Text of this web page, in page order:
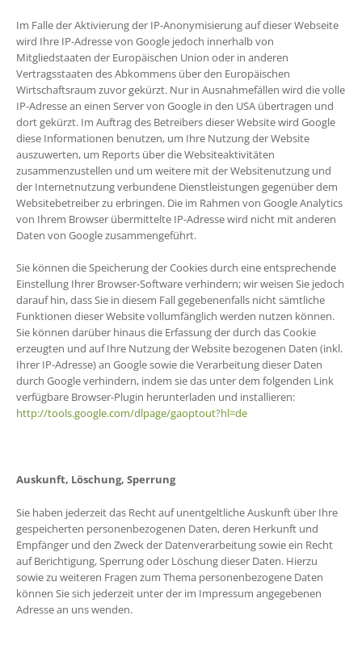
Im Falle der Aktivierung der IP-Anonymisierung auf dieser Webseite
wird Ihre IP-Adresse von Google jedoch innerhalb von
Mitgliedstaaten der Europäischen Union oder in anderen
Vertragsstaaten des Abkommens über den Europäischen
Wirtschaftsraum zuvor gekürzt. Nur in Ausnahmefällen wird die volle
IP-Adresse an einen Server von Google in den USA übertragen und
dort gekürzt. Im Auftrag des Betreibers dieser Website wird Google
diese Informationen benutzen, um Ihre Nutzung der Website
auszuwerten, um Reports über die Websiteaktivitäten
zusammenzustellen und um weitere mit der Websitenutzung und
der Internetnutzung verbundene Dienstleistungen gegenüber dem
Websitebetreiber zu erbringen. Die im Rahmen von Google Analytics
von Ihrem Browser übermittelte IP-Adresse wird nicht mit anderen
Daten von Google zusammengeführt.
Sie können die Speicherung der Cookies durch eine entsprechende
Einstellung Ihrer Browser-Software verhindern; wir weisen Sie jedoch
darauf hin, dass Sie in diesem Fall gegebenenfalls nicht sämtliche
Funktionen dieser Website vollumfänglich werden nutzen können.
Sie können darüber hinaus die Erfassung der durch das Cookie
erzeugten und auf Ihre Nutzung der Website bezogenen Daten (inkl.
Ihrer IP-Adresse) an Google sowie die Verarbeitung dieser Daten
durch Google verhindern, indem sie das unter dem folgenden Link
verfügbare Browser-Plugin herunterladen und installieren:
http://tools.google.com/dlpage/gaoptout?hl=de
Auskunft, Löschung, Sperrung
Sie haben jederzeit das Recht auf unentgeltliche Auskunft über Ihre
gespeicherten personenbezogenen Daten, deren Herkunft und
Empfänger und den Zweck der Datenverarbeitung sowie ein Recht
auf Berichtigung, Sperrung oder Löschung dieser Daten. Hierzu
sowie zu weiteren Fragen zum Thema personenbezogene Daten
können Sie sich jederzeit unter der im Impressum angegebenen
Adresse an uns wenden.